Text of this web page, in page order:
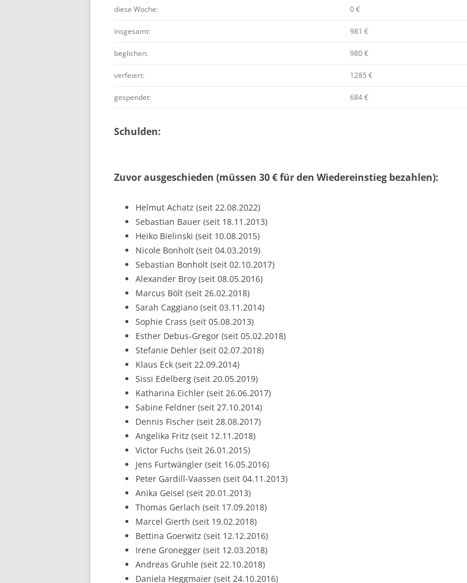
diese Woche: 0 €
insgesamt: 981 €
beglichen: 980 €
verfeiert: 1285 €
gespendet: 684 €
Schulden:
Zuvor ausgeschieden (müssen 30 € für den Wiedereinstieg bezahlen):
Helmut Achatz (seit 22.08.2022)
Sebastian Bauer (seit 18.11.2013)
Heiko Bielinski (seit 10.08.2015)
Nicole Bonholt (seit 04.03.2019)
Sebastian Bonholt (seit 02.10.2017)
Alexander Broy (seit 08.05.2016)
Marcus Bölt (seit 26.02.2018)
Sarah Caggiano (seit 03.11.2014)
Sophie Crass (seit 05.08.2013)
Esther Debus-Gregor (seit 05.02.2018)
Stefanie Dehler (seit 02.07.2018)
Klaus Eck (seit 22.09.2014)
Sissi Edelberg (seit 20.05.2019)
Katharina Eichler (seit 26.06.2017)
Sabine Feldner (seit 27.10.2014)
Dennis Fischer (seit 28.08.2017)
Angelika Fritz (seit 12.11.2018)
Victor Fuchs (seit 26.01.2015)
Jens Furtwängler (seit 16.05.2016)
Peter Gardill-Vaassen (seit 04.11.2013)
Anika Geisel (seit 20.01.2013)
Thomas Gerlach (seit 17.09.2018)
Marcel Gierth (seit 19.02.2018)
Bettina Goerwitz (seit 12.12.2016)
Irene Gronegger (seit 12.03.2018)
Andreas Gruhle (seit 22.10.2018)
Daniela Heggmaier (seit 24.10.2016)